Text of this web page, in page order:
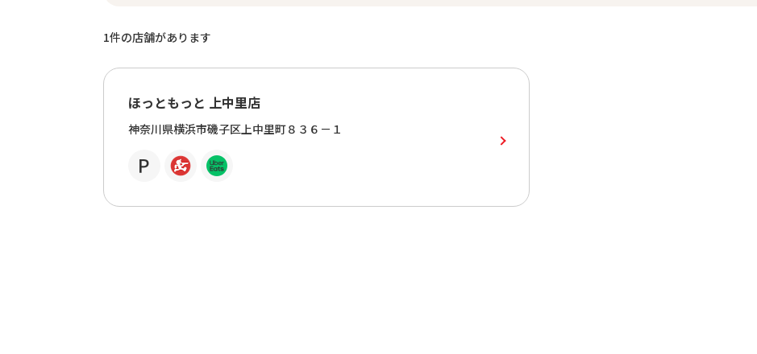
1件の店舗があります
ほっともっと 上中里店
神奈川県横浜市磯子区上中里町８３６－１